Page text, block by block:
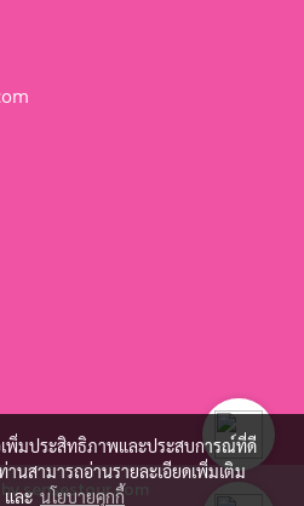
sensestour.com
เพิ่มประสิทธิภาพและประสบการณ์ที่ดี
านสามารถอ่านรายละเอียดเพิ่มเติม
และนโยบายคุกกี้